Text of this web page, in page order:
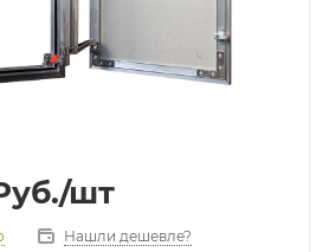
/шт
Нашли дешевле?